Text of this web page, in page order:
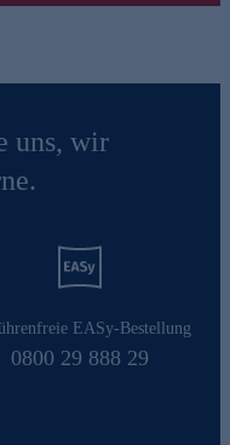
uns, wir
EASy-Bestellung
0800 29 888 29